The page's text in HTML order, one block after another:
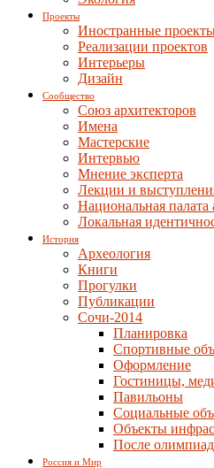
Проекты
Иностранные
Реализации проектов
Интерьеры
Дизайн
Сообщество
Союз архитекторов
Имена
Мастерские
Интервью
Мнение эксперта
Лекции и
Национальная палата
Локальная
История
Археология
Книги
Прогулки
Публикации
Сочи-2014
Планировка
Спортивные
Оформление
Гостиницы,
Павильоны
Социальные
Объекты
После
Россия и Мир